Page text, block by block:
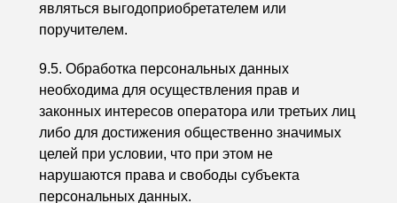
являться выгодоприобретателем или
поручителем.
9.5. Обработка персональных данных
необходима для осуществления прав и
законных интересов оператора или третьих лиц
либо для достижения общественно значимых
целей при условии, что при этом не
нарушаются права и свободы субъекта
персональных данных.